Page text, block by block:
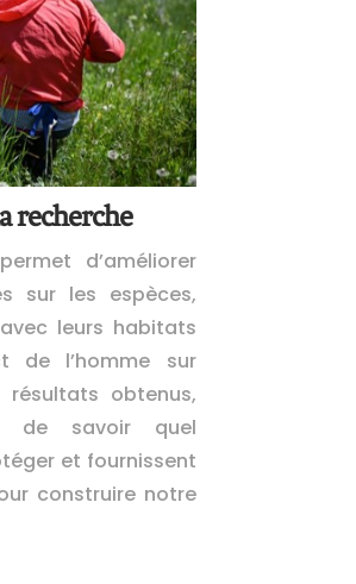
recherche
d’améliorer
sur les espèces,
leurs habitats
de l’homme sur
résultats obtenus,
de savoir quel
et fournissent
construire notre